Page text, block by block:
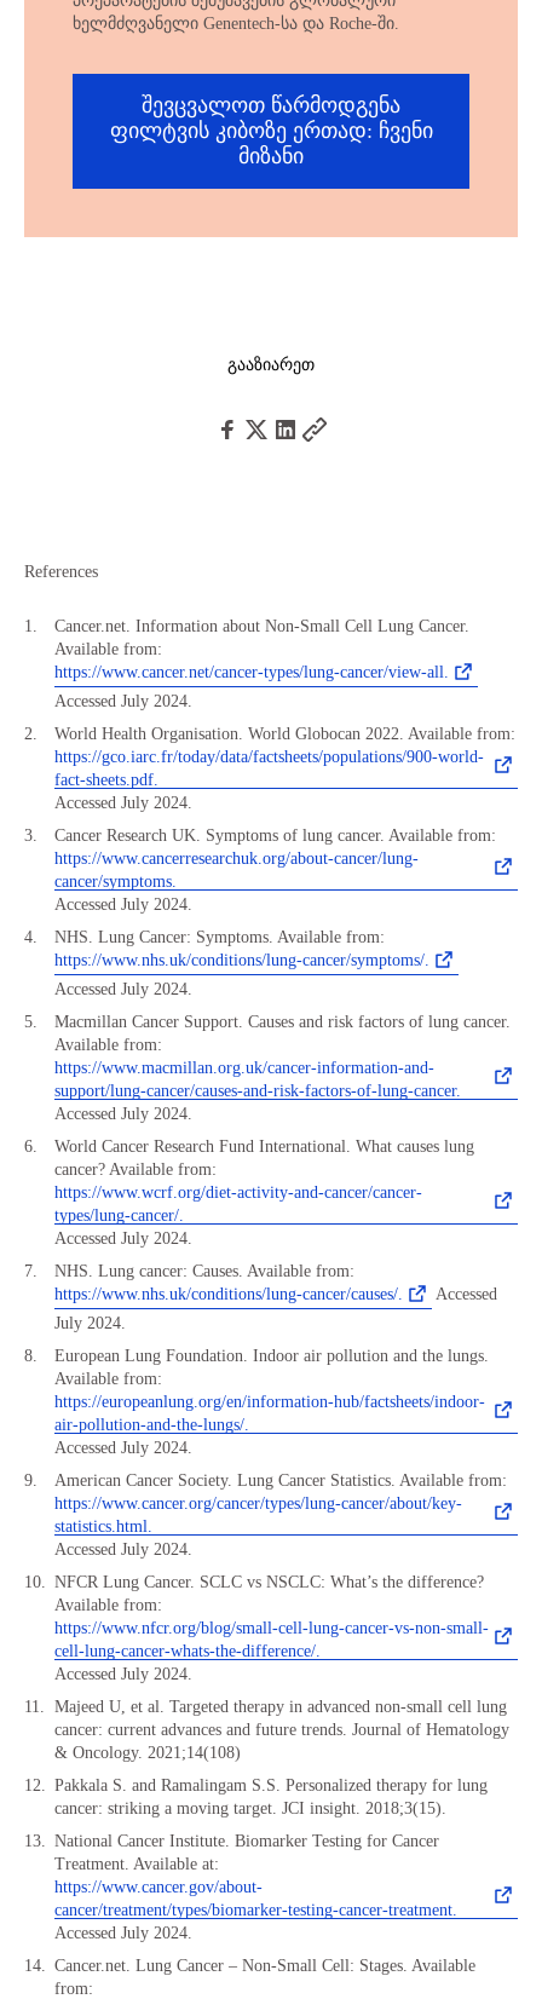
ხელმძღვანელი Genentech-სა და Roche-ში.
შევცვალოთ წარმოდგენა
ფილტვის კიბოზე ერთად: ჩვენი
მიზანი
გააზიარეთ
References
Cancer.net. Information about Non-Small Cell Lung Cancer.
Available from:
https://www.cancer.net/cancer-types/lung-cancer/view-all.
Accessed July 2024.
World Health Organisation. World Globocan 2022. Available from:
https://gco.iarc.fr/today/data/factsheets/populations/900-world-
fact-sheets.pdf.
Accessed July 2024.
Cancer Research UK. Symptoms of lung cancer. Available from:
https://www.cancerresearchuk.org/about-cancer/lung-
cancer/symptoms.
Accessed July 2024.
NHS. Lung Cancer: Symptoms. Available from:
https://www.nhs.uk/conditions/lung-cancer/symptoms/.
Accessed July 2024.
Macmillan Cancer Support. Causes and risk factors of lung cancer.
Available from:
https://www.macmillan.org.uk/cancer-information-and-
support/lung-cancer/causes-and-risk-factors-of-lung-cancer.
Accessed July 2024.
World Cancer Research Fund International. What causes lung
cancer? Available from:
https://www.wcrf.org/diet-activity-and-cancer/cancer-
types/lung-cancer/.
Accessed July 2024.
NHS. Lung cancer: Causes. Available from:
https://www.nhs.uk/conditions/lung-cancer/causes/.
Accessed
July 2024.
European Lung Foundation. Indoor air pollution and the lungs.
Available from:
https://europeanlung.org/en/information-hub/factsheets/indoor-
air-pollution-and-the-lungs/.
Accessed July 2024.
American Cancer Society. Lung Cancer Statistics. Available from:
https://www.cancer.org/cancer/types/lung-cancer/about/key-
statistics.html.
Accessed July 2024.
NFCR Lung Cancer. SCLC vs NSCLC: What’s the difference?
Available from:
https://www.nfcr.org/blog/small-cell-lung-cancer-vs-non-small-
cell-lung-cancer-whats-the-difference/.
Accessed July 2024.
Majeed U, et al. Targeted therapy in advanced non-small cell lung
cancer: current advances and future trends. Journal of Hematology
& Oncology. 2021;14(108)
Pakkala S. and Ramalingam S.S. Personalized therapy for lung
cancer: striking a moving target. JCI insight. 2018;3(15).
National Cancer Institute. Biomarker Testing for Cancer
Treatment. Available at:
https://www.cancer.gov/about-
cancer/treatment/types/biomarker-testing-cancer-treatment.
Accessed July 2024.
Cancer.net. Lung Cancer – Non-Small Cell: Stages. Available
from: